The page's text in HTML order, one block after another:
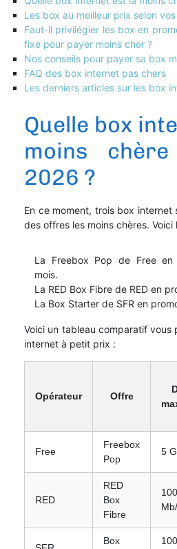
Les box au meilleur prix selon
Faut-il privilégier les box en
fixe pour payer moins cher ?
Nos conseils pour payer sa box
FAQ des box internet pas chers
Les derniers articles sur les box
Quelle box
moins
2026 ?
En ce moment, trois box internet
des offres les moins chères. Voici
La Freebox Pop de Free en
mois.
La RED Box Fibre de RED en
La Box Starter de SFR en
Voici un tableau comparatif vous
internet à petit prix :
Opérateur Offre
Free
Freebox
Pop
5
RED
RED
Box
Fibre
Box